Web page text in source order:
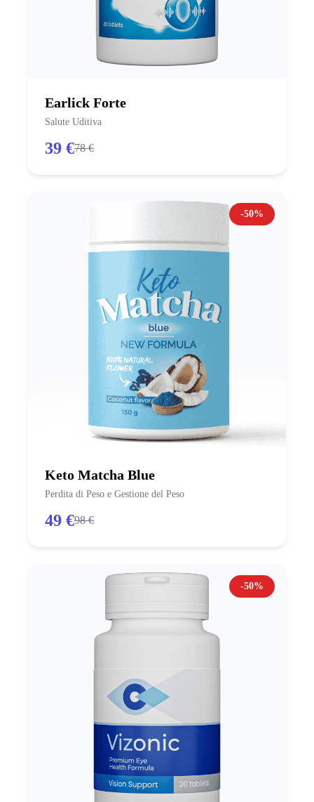
Earlick Forte
Salute Uditiva
39 €78 €
-50%
Keto Matcha Blue
Perdita di Peso e Gestione del Peso
49 €98 €
-50%